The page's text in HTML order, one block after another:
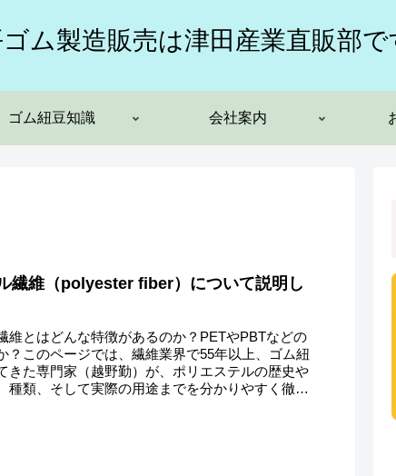
ム製造販売は津田産業直販部で
ゴム紐豆知識 会社案内
繊維（polyester fiber）について説明し
維とはどんな特徴があるのか？PETやPBTなどの
？このページでは、繊維業界で55年以上、ゴム紐
きた専門家（越野勤）が、ポリエステルの歴史や
種類、そして実際の用途までを分かりやすく徹底